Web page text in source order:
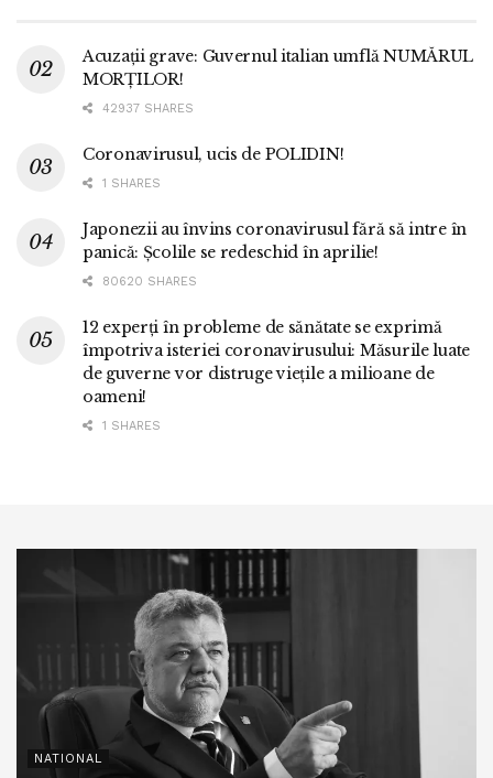
Acuzații grave: Guvernul italian umflă NUMĂRUL
MORȚILOR!
42937 SHARES
Coronavirusul, ucis de POLIDIN!
1 SHARES
Japonezii au învins coronavirusul fără să intre în
panică: Școlile se redeschid în aprilie!
80620 SHARES
12 experți în probleme de sănătate se exprimă
împotriva isteriei coronavirusului: Măsurile luate
de guverne vor distruge viețile a milioane de
oameni!
1 SHARES
NATIONAL